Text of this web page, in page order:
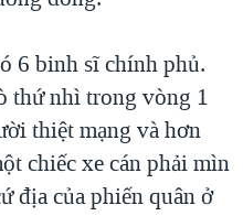
'BÊN THẮNG CUỘC'
NAM
VIỆT NAM
PHỦ VIỆT NAM
6 binh sĩ chính phủ.
thứ nhì trong vòng 1
thiệt mạng và hơn
chiếc xe cán phải mìn
địa của phiến quân ở